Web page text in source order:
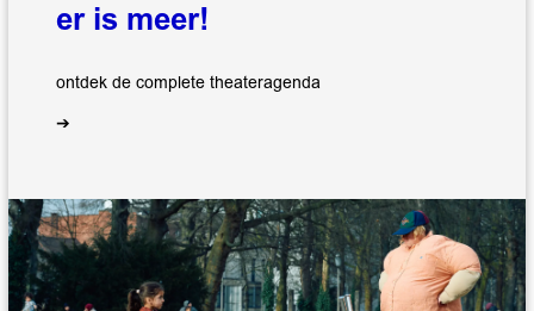
er is meer!
ontdek de complete theateragenda
➔